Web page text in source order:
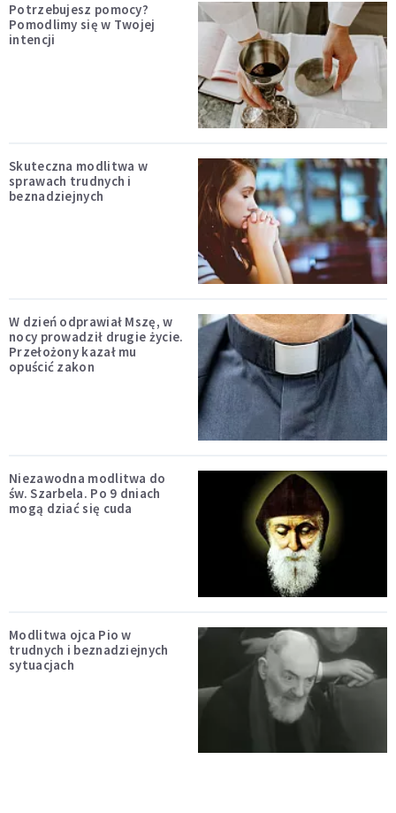
Potrzebujesz pomocy?
Pomodlimy się w Twojej
intencji
Skuteczna modlitwa w
sprawach trudnych i
beznadziejnych
W dzień odprawiał Mszę, w
nocy prowadził drugie życie.
Przełożony kazał mu
opuścić zakon
Niezawodna modlitwa do
św. Szarbela. Po 9 dniach
mogą dziać się cuda
Modlitwa ojca Pio w
trudnych i beznadziejnych
sytuacjach